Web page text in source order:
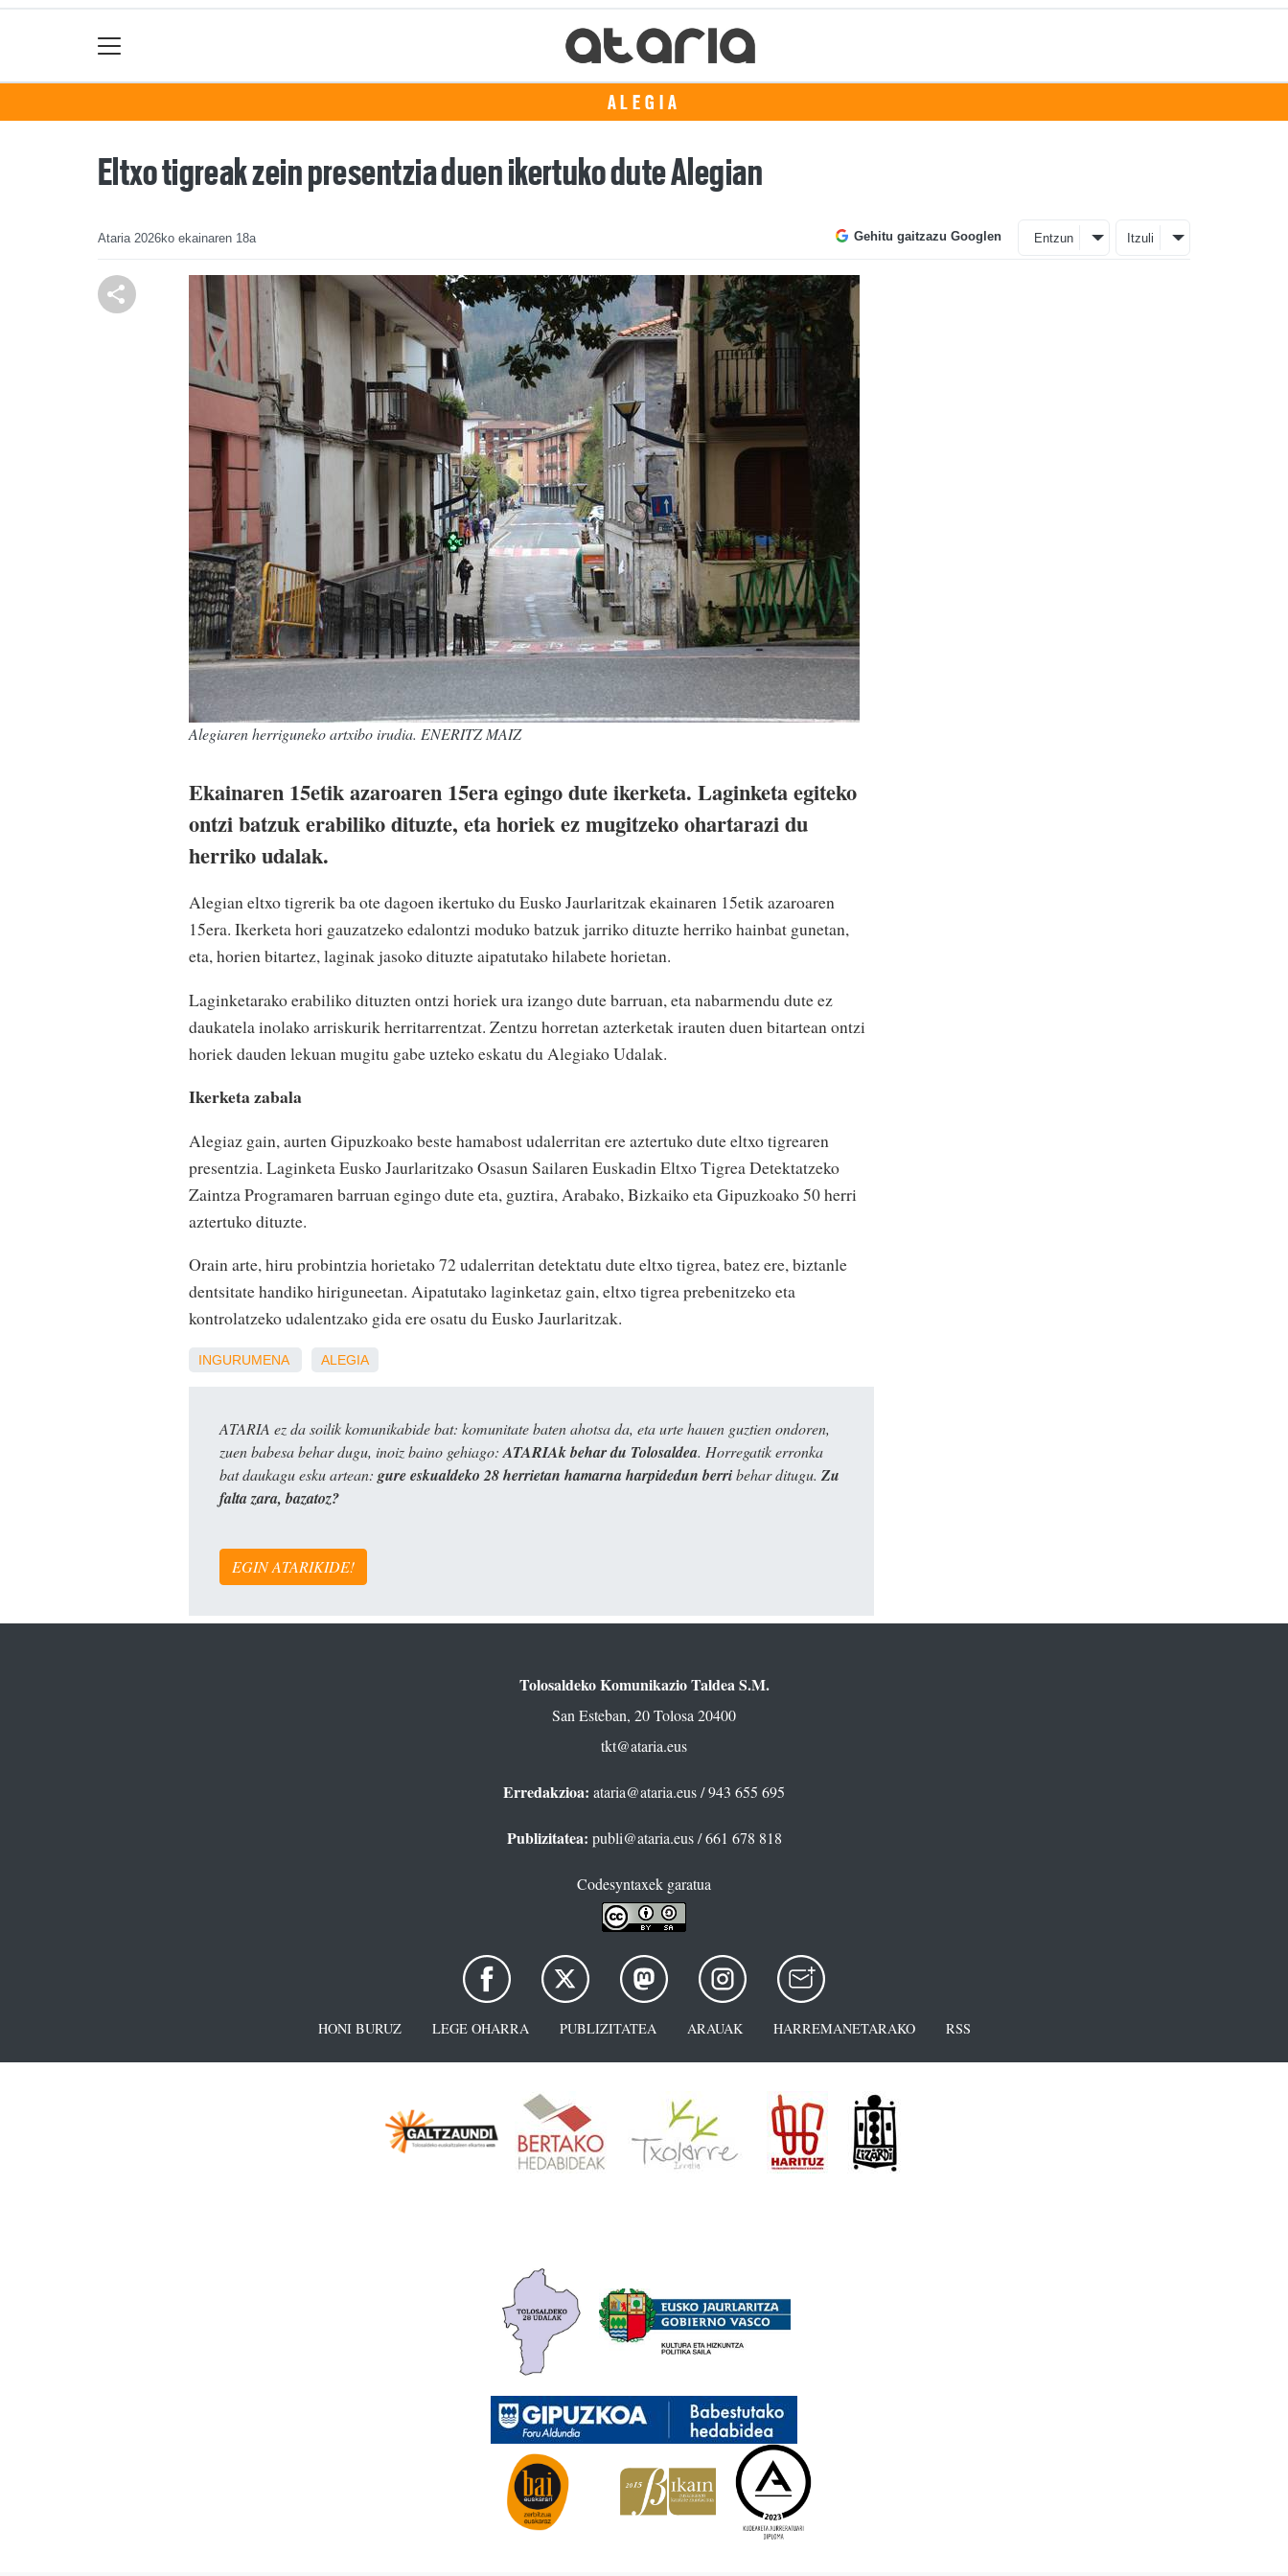
ALEGIA
Eltxo tigreak zein presentzia duen ikertuko dute Alegian
Ataria 2026ko ekainaren 18a Gehitu gaitzazu Googlen Entzun Itzuli
Alegiaren herriguneko artxibo irudia. ENERITZ MAIZ
Ekainaren 15etik azaroaren 15era egingo dute ikerketa. Laginketa egiteko
ontzi batzuk erabiliko dituzte, eta horiek ez mugitzeko ohartarazi du
herriko udalak.
Alegian eltxo tigrerik ba ote dagoen ikertuko du Eusko Jaurlaritzak ekainaren 15etik azaroaren
15era. Ikerketa hori gauzatzeko edalontzi moduko batzuk jarriko dituzte herriko hainbat gunetan,
eta, horien bitartez, laginak jasoko dituzte aipatutako hilabete horietan.
Laginketarako erabiliko dituzten ontzi horiek ura izango dute barruan, eta nabarmendu dute ez
daukatela inolako arriskurik herritarrentzat. Zentzu horretan azterketak irauten duen bitartean ontzi
horiek dauden lekuan mugitu gabe uzteko eskatu du Alegiako Udalak.
Ikerketa zabala
Alegiaz gain, aurten Gipuzkoako beste hamabost udalerritan ere aztertuko dute eltxo tigrearen
presentzia. Laginketa Eusko Jaurlaritzako Osasun Sailaren Euskadin Eltxo Tigrea Detektatzeko
Zaintza Programaren barruan egingo dute eta, guztira, Arabako, Bizkaiko eta Gipuzkoako 50 herri
aztertuko dituzte.
Orain arte, hiru probintzia horietako 72 udalerritan detektatu dute eltxo tigrea, batez ere, biztanle
dentsitate handiko hiriguneetan. Aipatutako laginketaz gain, eltxo tigrea prebenitzeko eta
kontrolatzeko udalentzako gida ere osatu du Eusko Jaurlaritzak.
INGURUMENA ALEGIA
ATARIA ez da soilik komunikabide bat: komunitate baten ahotsa da, eta urte hauen guztien ondoren,
zuen babesa behar dugu, inoiz baino gehiago: ATARIAk behar du Tolosaldea. Horregatik erronka
bat daukagu esku artean: gure eskualdeko 28 herrietan hamarna harpidedun berribehar ditugu. Zu
falta zara, bazatoz?
EGIN ATARIKIDE!
Tolosaldeko Komunikazio Taldea S.M.
San Esteban, 20 Tolosa 20400
tkt@ataria.eus
Erredakzioa: ataria@ataria.eus/ 943 655 695
Publizitatea: publi@ataria.eus/ 661 678 818
Codesyntaxek garatua
HONI BURUZ LEGE OHARRA PUBLIZITATEA ARAUAK HARREMANETARAKO RSS